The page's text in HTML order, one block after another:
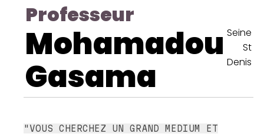
Professeur
Mohamadou
Gasama
Seine
St
Denis
"VOUS CHERCHEZ UN GRAND MEDIUM ET